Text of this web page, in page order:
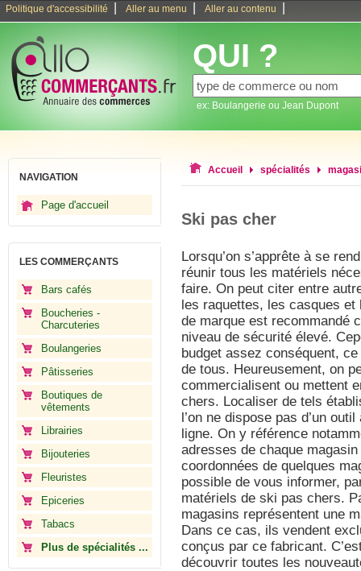
Politique d'accessibilité Aller au menu Aller au contenu
QUI ?
ex: Boulangerie ou Jean Dupont
NAVIGATION
Page d'accueil
LES COMMERÇANTS
Bars cafés
Boucheries -
Charcuteries
Boulangeries
Pâtisseries
Boutiques de
vêtements
Librairies
Bijouteries
Fleuristes
Epiceries
Tabacs
Plus de spécialités ...
Accueil spécialités
Ski pas cher
Lorsqu’on s’apprête à se
réunir tous les matériels
faire. On peut citer entre
les raquettes, les casques
de marque est recommandé
niveau de sécurité élevé.
budget assez conséquent,
de tous. Heureusement, on
commercialisent ou mettent
chers. Localiser de tels
l’on ne dispose pas d’un
ligne. On y référence
adresses de chaque
coordonnées de quelques
possible de vous informer,
matériels de ski pas chers.
magasins représentent une
Dans ce cas, ils vendent
conçus par ce fabricant.
découvrir toutes les